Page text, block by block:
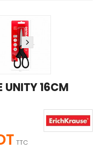
UNITY 16CM
TTC